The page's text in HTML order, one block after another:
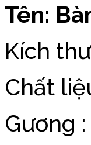
Tên:
Kích
Chất
Gương